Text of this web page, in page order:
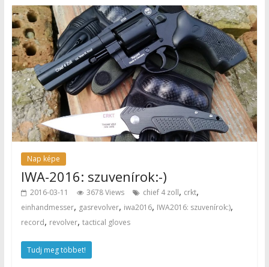
Nap képe
IWA-2016: szuvenírok:-)
2016-03-11 3678 Views chief 4 zoll, crkt,
einhandmesser, gasrevolver, iwa2016, IWA2016: szuvenírok:),
record, revolver, tactical gloves
Tudj meg többet!